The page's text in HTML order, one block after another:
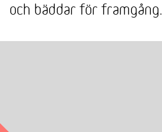
och bäddar för framgång.